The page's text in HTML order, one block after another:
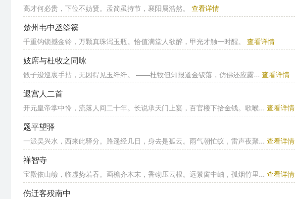
高才何必贵，下位不妨贤。孟简虽持节，襄阳属浩然。 查看详情
楚州韦中丞箜篌
千重钩锁撼金铃，万颗真珠泻玉瓶。恰值满堂人欲醉，甲光才触一时醒。 查看详情
妓席与杜牧之同咏
骰子逡巡裹手拈，无因得见玉纤纤。 ——杜牧但知报道金钗落，仿佛还应露... 查看详情
退宫人二首
开元皇帝掌中怜，流落人间二十年。长说承天门上宴，百官楼下拾金钱。歌喉... 查看详情
题平望驿
一派吴兴水，西来此驿分。路遥经几日，身去是孤云。雨气朝忙蚁，雷声夜聚... 查看详情
禅智寺
宝殿依山嶮，临虚势若吞。画檐齐木末，香砌压云根。远景窗中岫，孤烟竹里... 查看详情
伤迁客殁南中